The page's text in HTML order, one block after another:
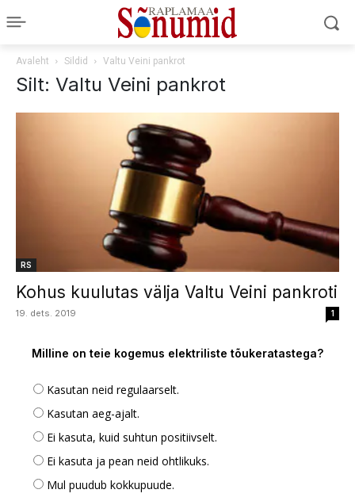
Avaleht Sildid Valtu Veini pankrot
Silt: Valtu Veini pankrot
RS
Kohus kuulutas välja Valtu Veini pankroti
19. dets. 2019 1
Milline on teie kogemus elektriliste tõukeratastega?
Kasutan neid regulaarselt.
Kasutan aeg-ajalt.
Ei kasuta, kuid suhtun positiivselt.
Ei kasuta ja pean neid ohtlikuks.
Mul puudub kokkupuude.